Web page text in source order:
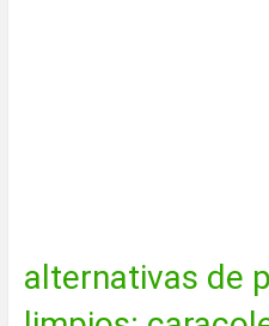
alternativas de